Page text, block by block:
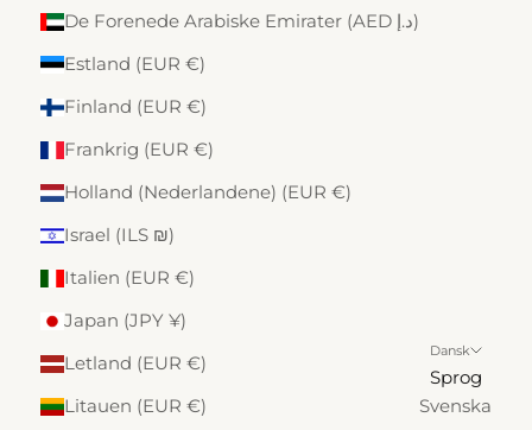
De Forenede Arabiske Emirater (AED د.إ)
Estland (EUR €)
Finland (EUR €)
Frankrig (EUR €)
Holland (Nederlandene) (EUR €)
Israel (ILS ₪)
Italien (EUR €)
Japan (JPY ¥)
Letland (EUR €)
Litauen (EUR €)
Dansk
Sprog
Svenska